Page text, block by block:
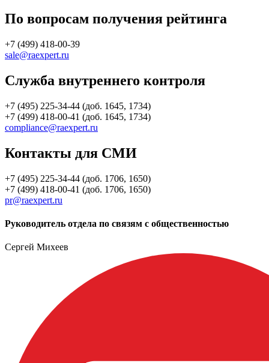
По вопросам получения рейтинга
+7 (499) 418-00-39
sale@raexpert.ru
Служба внутреннего контроля
+7 (495) 225-34-44 (доб. 1645, 1734)
+7 (499) 418-00-41 (доб. 1645, 1734)
compliance@raexpert.ru
Контакты для СМИ
+7 (495) 225-34-44 (доб. 1706, 1650)
+7 (499) 418-00-41 (доб. 1706, 1650)
pr@raexpert.ru
Руководитель отдела по связям с общественностью
Сергей Михеев